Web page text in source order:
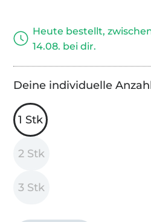
Heute bestellt,
14.08. bei dir.
Deine individuelle
1 Stk
2 Stk
3 Stk